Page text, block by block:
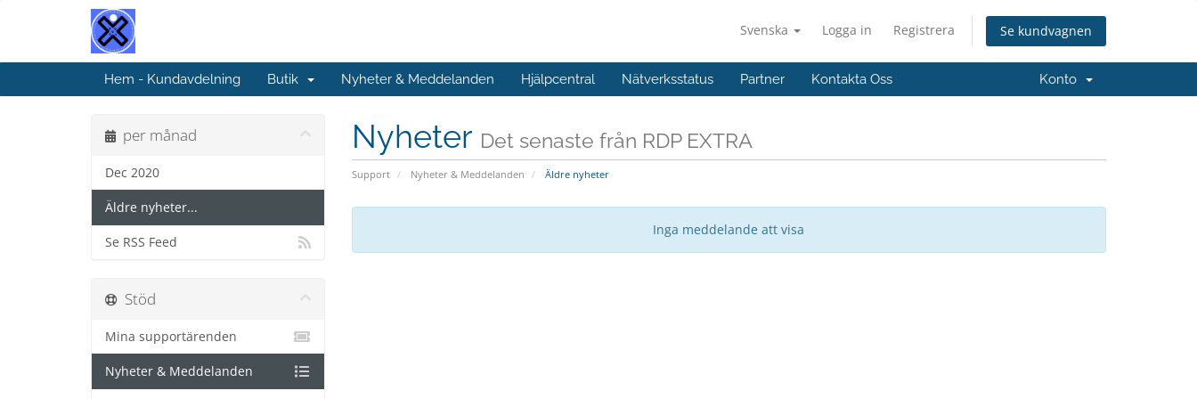
Svenska Logga in Registrera Se kundvagnen
Hem - Kundavdelning Butik Nyheter & Meddelanden Hjälpcentral Nätverksstatus Partner Kontakta Oss Konto
Nyheter Det senaste från RDP EXTRA
Support Nyheter & Meddelanden Äldre nyheter
per månad
Dec 2020
Äldre nyheter...
Se RSS Feed
Inga meddelande att visa
Stöd
Mina supportärenden
Nyheter & Meddelanden